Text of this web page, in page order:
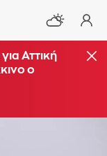
Αττική
ο